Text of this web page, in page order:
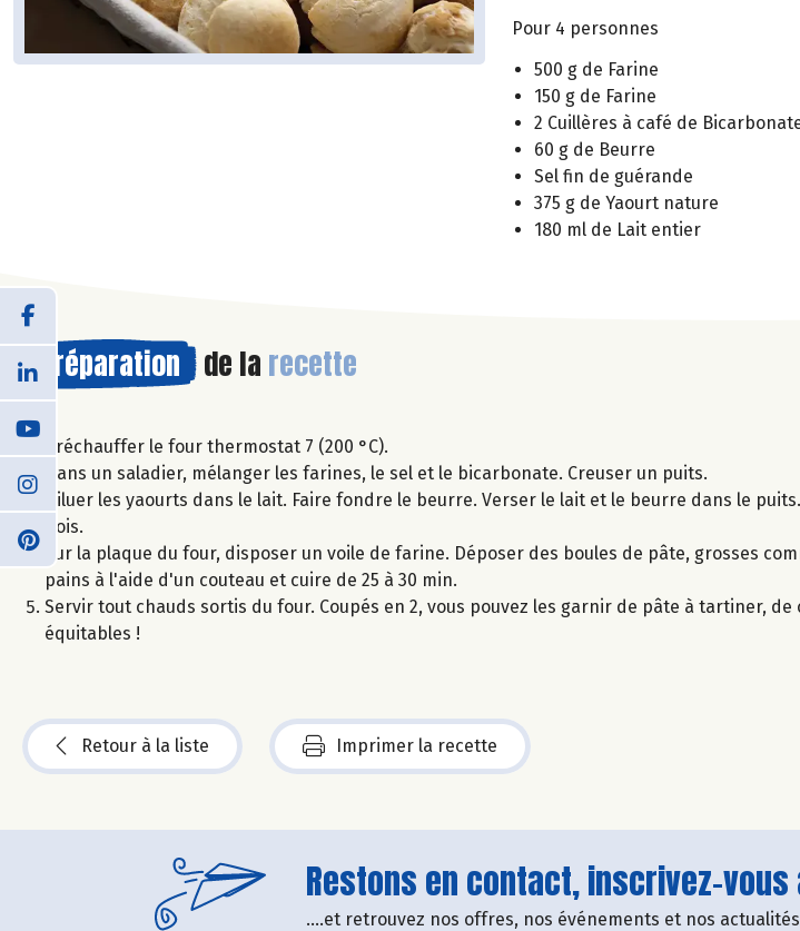
Pour 4 personnes
500 g de Farine
150 g de Farine
2 Cuillères à café de
60 g de Beurre
Sel fin de guérande
375 g de Yaourt nature
180 ml de Lait entier
Préparation de la recette
Préchauffer le four thermostat 7 (200 °C).
Dans un saladier, mélanger les farines, le sel et le bicarbonate. Creuser un puits.
Diluer les yaourts dans le lait. Faire fondre le beurre. Verser le lait et le beurre dans le
bois.
Sur la plaque du four, disposer un voile de farine. Déposer des boules de pâte, grosses
pains à l'aide d'un couteau et cuire de 25 à 30 min.
Servir tout chauds sortis du four. Coupés en 2, vous pouvez les garnir de pâte à tartiner,
équitables !
Retour à la liste Imprimer la recette
Restons en contact, inscrivez-
....et retrouvez nos offres, nos événements et nos